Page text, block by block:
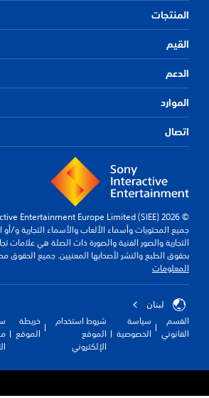
المنتجات
القيم
الدعم
الموارد
اتصال
© 2026 Sony Interactive Entertainment Europe Limited (SIEE)
جميع المحتويات وأسماء الألعاب والأسماء التجارية و/أو
التجارية والصور الفنية والصورة ذات الصلة هي علامات
بحقوق الطبع والنشر لأصحابها المعنيين. جميع الحقوق
المعلومات
لبنان
القسم
القانوني
سياسة
الخصوصية
شروط استخدام
الموقع
الإلكتروني
خريطة
الموقع